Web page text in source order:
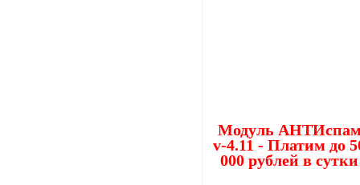
Модуль
v-4.11 - Платим до
000 рублей в сутки